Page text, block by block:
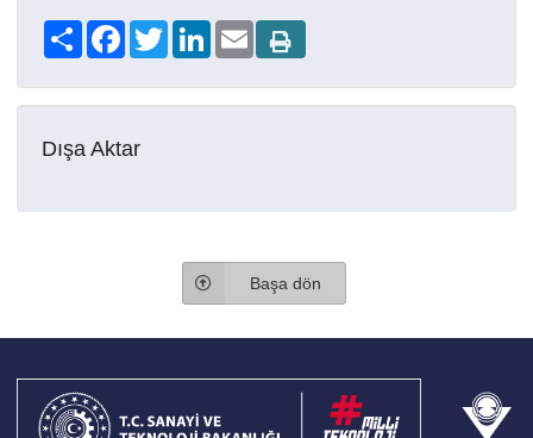
Share FacebookTwitterLinkedIn
Email
Dışa Aktar
Başa dön